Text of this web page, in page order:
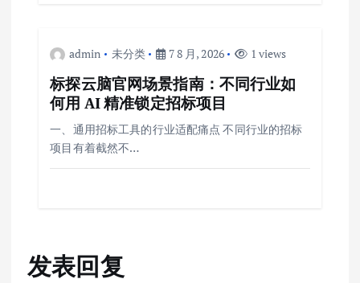
admin 未分类 7 8 月, 2026 1 views
标探云脑官网场景指南：不同行业如
何用 AI 精准锁定招标项目
一、通用招标工具的行业适配痛点 不同行业的招标
项目有着截然不…
发表回复